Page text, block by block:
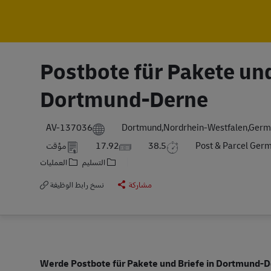
Postbote für Pakete
Dortmund-Derne
AV-137036 Dortmund,Nordrhein-
مؤقت
17.92 38.5 Post & Parcel
التسليم
العمليات
نسخ رابط الوظيفة
مشاركة
Werde Postbote für Pakete und Briefe in Dortmund-